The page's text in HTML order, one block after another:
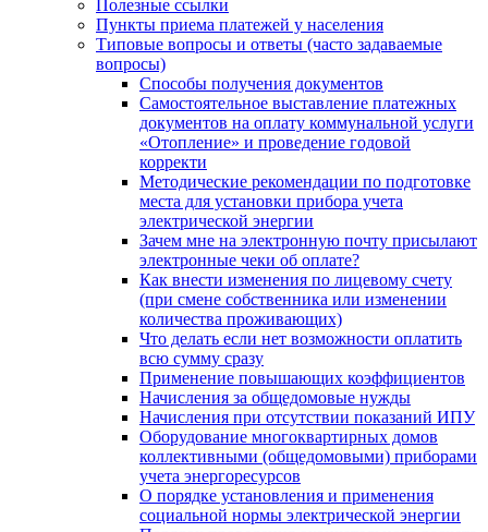
Полезные ссылки
Пункты приема платежей у населения
Типовые вопросы и ответы (часто задаваемые
вопросы)
Способы получения документов
Самостоятельное выставление платежных
документов на оплату коммунальной услуги
«Отопление» и проведение годовой
корректи
Методические рекомендации по подготовке
места для установки прибора учета
электрической энергии
Зачем мне на электронную почту присылают
электронные чеки об оплате?
Как внести изменения по лицевому счету
(при смене собственника или изменении
количества проживающих)
Что делать если нет возможности оплатить
всю сумму сразу
Применение повышающих коэффициентов
Начисления за общедомовые нужды
Начисления при отсутствии показаний ИПУ
Оборудование многоквартирных домов
коллективными (общедомовыми) приборами
учета энергоресурсов
О порядке установления и применения
социальной нормы электрической энергии